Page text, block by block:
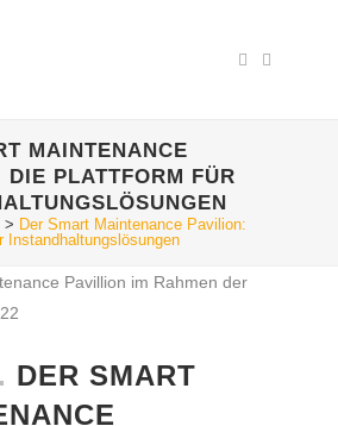
MAINTENANCE
DIE PLATTFORM FÜR
> Der Smart Maintenance Pavilion:
Instandhaltungslösungen
DER SMART